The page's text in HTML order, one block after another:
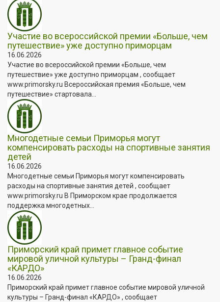
Участие во всероссийской премии «Больше, чем
путешествие» уже доступно приморцам
16.06.2026
Участие во всероссийской премии «Больше, чем
путешествие» уже доступно приморцам , сообщает
www.primorsky.ru Всероссийская премия «Больше, чем
путешествие» стартовала...
Многодетные семьи Приморья могут
компенсировать расходы на спортивные занятия
детей
16.06.2026
Многодетные семьи Приморья могут компенсировать
расходы на спортивные занятия детей , сообщает
www.primorsky.ru В Приморском крае продолжается
поддержка многодетных...
Приморский край примет главное событие
мировой уличной культуры – Гранд-финал
«КАРДО»
16.06.2026
Приморский край примет главное событие мировой уличной
культуры – Гранд-финал «КАРДО» , сообщает